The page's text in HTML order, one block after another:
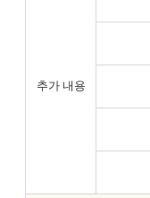
추가 내용